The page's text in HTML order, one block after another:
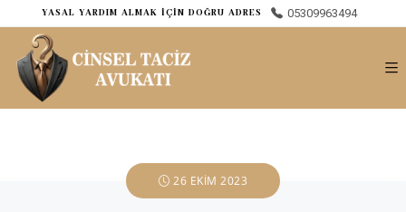
ㅤYASAL YARDIM ALMAK İÇİN DOĞRU ADRES 05309963494
26 EKIM 2023